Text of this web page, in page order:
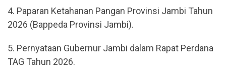
4. Paparan Ketahanan Pangan Provinsi Jambi Tahun
2026 (Bappeda Provinsi Jambi).
5. Pernyataan Gubernur Jambi dalam Rapat Perdana
TAG Tahun 2026.